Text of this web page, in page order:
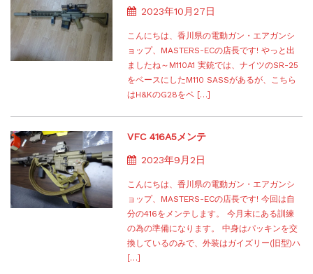
2023年10月27日
こんにちは、香川県の電動ガン・エアガンシ
ョップ、MASTERS-ECの店長です! やっと出
ましたね～M110A1 実銃では、ナイツのSR-25
をベースにしたM110 SASSがあるが、こちら
はH&KのG28をベ […]
VFC 416A5メンテ
2023年9月2日
こんにちは、香川県の電動ガン・エアガンシ
ョップ、MASTERS-ECの店長です! 今回は自
分の416をメンテします。 今月末にある訓練
の為の準備になります。 中身はパッキンを交
換しているのみで、外装はガイズリー(旧型)ハ
[…]